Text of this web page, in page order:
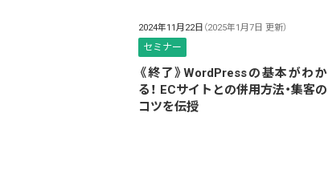
2024年11月22日 （2025年1月7日 更新）
セミナー
《終了》WordPressの基本がわか
る！ ECサイトとの併用方法・集客の
コツを伝授